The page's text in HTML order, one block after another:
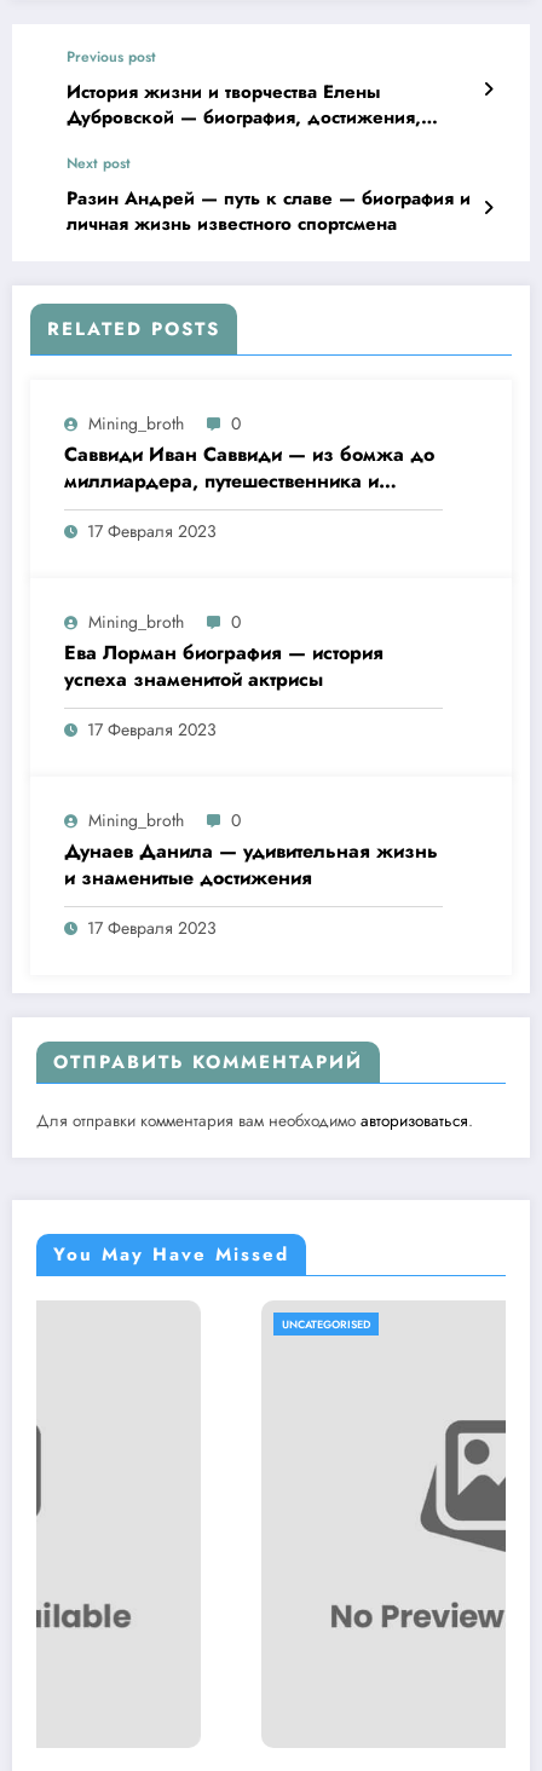
Previous post
История жизни и творчества Елены
Дубровской — биография, достижения,
Next post
Разин Андрей — путь к славе — биография и
личная жизнь известного спортсмена
RELATED POSTS
Mining_broth 0
Саввиди Иван Саввиди — из бомжа до
миллиардера, путешественника и
футбольного президента —
удивительная биография
17 Февраля 2023
Mining_broth 0
Ева Лорман биография — история
успеха знаменитой актрисы
17 Февраля 2023
Mining_broth 0
Дунаев Данила — удивительная жизнь
и знаменитые достижения
17 Февраля 2023
ОТПРАВИТЬ КОММЕНТАРИЙ
Для отправки комментария вам необходимо авторизоваться.
You May Have Missed